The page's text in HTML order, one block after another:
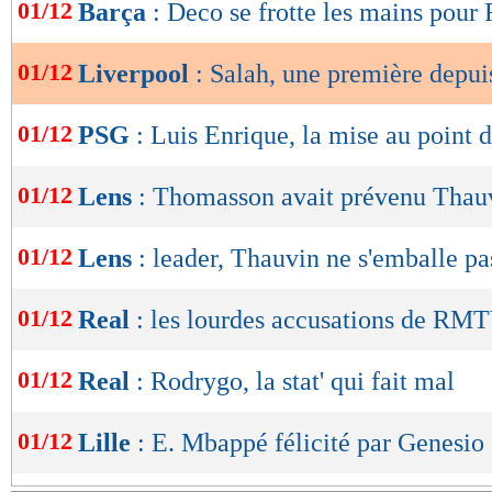
de
OK
01/12 Barça : Deco se frotte les mains pour
01/12 Liverpool : Salah, une première
01/12 PSG : Luis Enrique, la mise au point
01/12 Lens : Thomasson avait prévenu
01/12 Lens : leader, Thauvin ne s'emballe
01/12 Real : les lourdes accusations de
01/12 Real : Rodrygo, la stat' qui fait mal
01/12 Lille : E. Mbappé félicité par Genesio